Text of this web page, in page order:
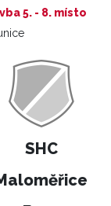
5. - 8. místo
SHC